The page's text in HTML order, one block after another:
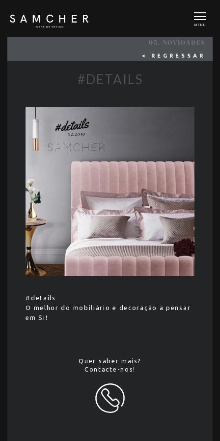
MENU
05. NOVIDADES
< REGRESSAR
#DETAILS
#details
O melhor do mobiliário e decoração a pensar
em Si!
Quer saber mais?
Contacte-nos!